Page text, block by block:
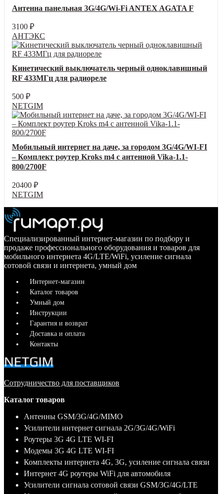
Антенна панельная 3G/4G/Wi-Fi ANTEX AGATA F
3100 ₽
АНТЭКС
Кинетический выключатель черный одноклавишный
RF 433МГц для радиореле
500 ₽
NETGIM
Мобильный интернет на даче, за городом 3G/4G/WI-FI
– Комплект роутер Kroks m4 с антенной Vika-1.1-
800/2700F
20400 ₽
NETGIM
Специализированный интернет-магазин по подбору и
продаже профессионального оборудования и товаров для
мобильного интернета 4G/LTE/WiFi, усиление сигнала
сотовой связи и интернета, умный дом
Интернет-магазин
Каталог товаров
Умный дом
Инструкции
Гарантия и возврат
Доставка и оплата
Контакты
Сотрудничество для поставщиков
Каталог товаров
Антенны GSM/3G/4G/MIMO
Усилители интернет сигнала 2G/3G/4G/WiFi
Роутеры 3G 4G LTE WI-FI
Модемы 3G 4G LTE WI-FI
Комплекты интернета 4G, 3G, усиление сигнала связи
Интернет 4G роутеры WiFi для автомобиля
Усилители сигнала сотовой связи GSM/3G/4G/LTE